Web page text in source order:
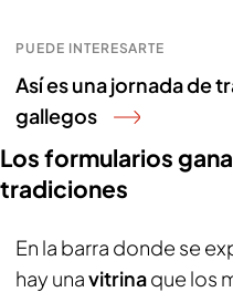
PUEDE INTERESARTE
Así es una jornada de
gallegos
Los formularios
tradiciones
En la barra donde se
hay unavitrinaque los